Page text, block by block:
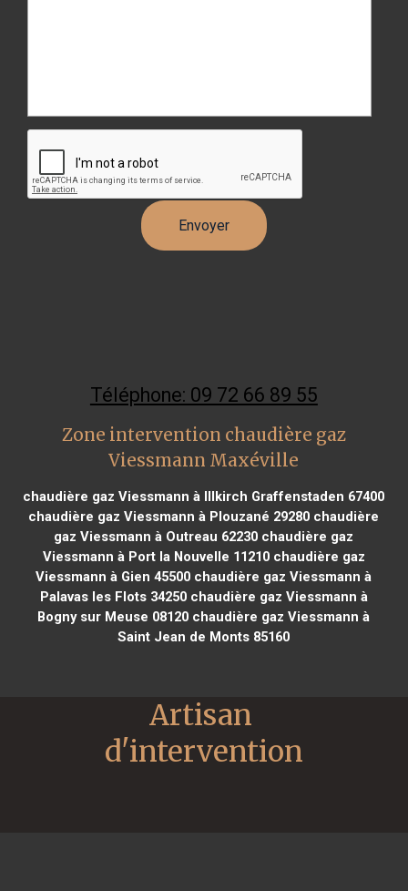
Téléphone: 09 72 66 89 55
Zone intervention chaudière gaz
Viessmann Maxéville
chaudière gaz Viessmann à Illkirch Graffenstaden 67400
chaudière gaz Viessmann à Plouzané 29280 chaudière
gaz Viessmann à Outreau 62230 chaudière gaz
Viessmann à Port la Nouvelle 11210chaudière gaz
Viessmann à Gien 45500 chaudière gaz Viessmann à
Palavas les Flots 34250chaudière gaz Viessmann à
Bogny sur Meuse 08120 chaudière gaz Viessmann à
Saint Jean de Monts 85160
Artisan
d'intervention